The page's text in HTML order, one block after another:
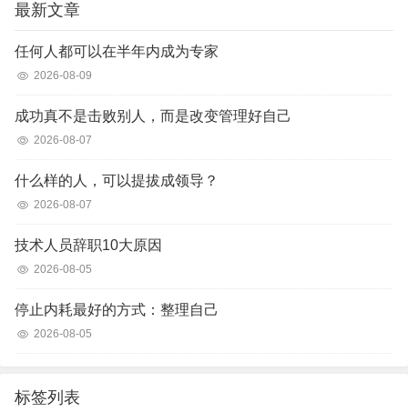
最新文章
任何人都可以在半年内成为专家
2026-08-09
成功真不是击败别人，而是改变管理好自己
2026-08-07
什么样的人，可以提拔成领导？
2026-08-07
技术人员辞职10大原因
2026-08-05
停止内耗最好的方式：整理自己
2026-08-05
标签列表